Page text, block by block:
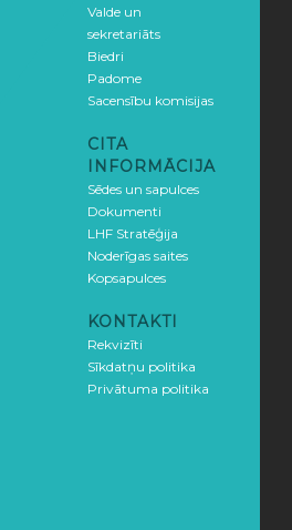
Valde un
sekretariāts
Biedri
Padome
Sacensību komisijas
CITA
INFORMĀCIJA
Sēdes un sapulces
Dokumenti
LHF Stratēģija
Noderīgas saites
Kopsapulces
KONTAKTI
Rekvizīti
Sīkdatņu politika
Privātuma politika